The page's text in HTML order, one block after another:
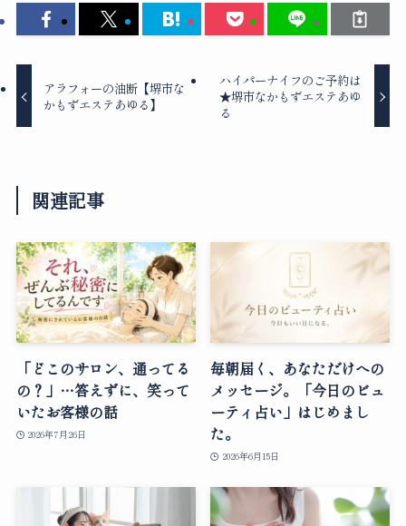
アラフォーの油断【堺市な
かもずエステあゆる】
ハイパーナイフのご予約は
★堺市なかもずエステあゆ
る
関連記事
「どこのサロン、通ってる
の？」…答えずに、笑って
いたお客様の話
2026年7月26日
毎朝届く、あなただけへの
メッセージ。「今日のビュ
ーティ占い」はじめまし
た。
2026年6月15日